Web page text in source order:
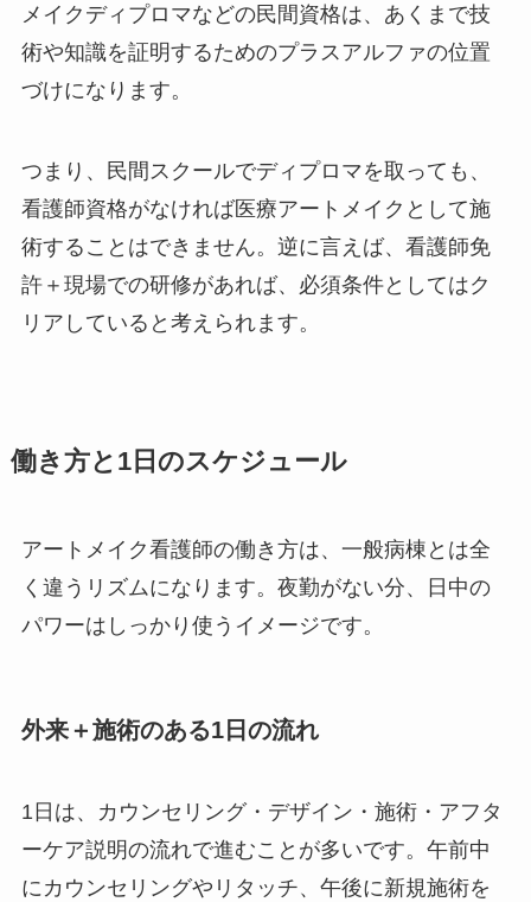
メイクディプロマなどの民間資格は、あくまで技
術や知識を証明するためのプラスアルファの位置
づけになります。
つまり、民間スクールでディプロマを取っても、
看護師資格がなければ医療アートメイクとして施
術することはできません。逆に言えば、看護師免
許＋現場での研修があれば、必須条件としてはク
リアしていると考えられます。
働き方と1日のスケジュール
アートメイク看護師の働き方は、一般病棟とは全
く違うリズムになります。夜勤がない分、日中の
パワーはしっかり使うイメージです。
外来＋施術のある1日の流れ
1日は、カウンセリング・デザイン・施術・アフタ
ーケア説明の流れで進むことが多いです。午前中
にカウンセリングやリタッチ、午後に新規施術を